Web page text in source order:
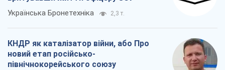
Українська Бронетехніка 2,3 т.
КНДР як каталізатор війни, або Про
новий етап російсько-
північнокорейського союзу